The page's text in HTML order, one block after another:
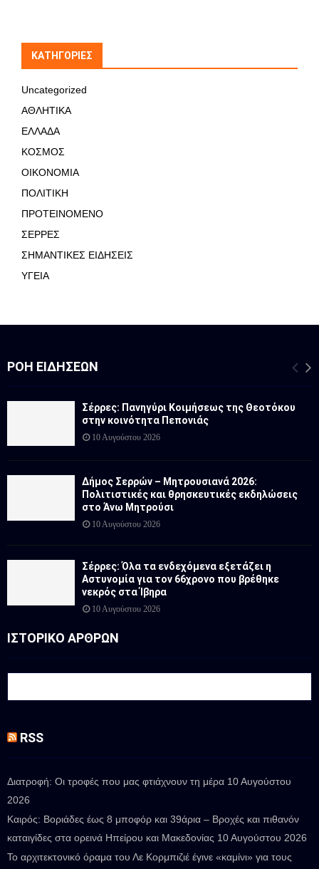
KΑΤΗΓΟΡΊΕΣ
Uncategorized
ΑΘΛΗΤΙΚΑ
ΕΛΛΑΔΑ
ΚΟΣΜΟΣ
ΟΙΚΟΝΟΜΙΑ
ΠΟΛΙΤΙΚΗ
ΠΡΟΤΕΙΝΟΜΕΝΟ
ΣΕΡΡΕΣ
ΣΗΜΑΝΤΙΚΕΣ ΕΙΔΗΣΕΙΣ
ΥΓΕΙΑ
ΡΟΉ ΕΙΔΉΣΕΩΝ
Σέρρες: Πανηγύρι Κοιμήσεως της Θεοτόκου
στην κοινότητα Πεπονιάς
10 Αυγούστου 2026
Δήμος Σερρών – Μητρουσιανά 2026:
Πολιτιστικές και θρησκευτικές εκδηλώσεις
στο Άνω Μητρούσι
10 Αυγούστου 2026
Σέρρες: Όλα τα ενδεχόμενα εξετάζει η
Αστυνομία για τον 66χρονο που βρέθηκε
νεκρός στα Ίβηρα
10 Αυγούστου 2026
ΙΣΤΟΡΙΚΟ ΑΡΘΡΩΝ
RSS
Διατροφή: Οι τροφές που μας φτιάχνουν τη μέρα 10 Αυγούστου
2026
Καιρός: Βοριάδες έως 8 μποφόρ και 39άρια – Βροχές και πιθανόν
καταιγίδες στα ορεινά Ηπείρου και Μακεδονίας 10 Αυγούστου 2026
Το αρχιτεκτονικό όραμα του Λε Κορμπιζιέ έγινε «καμίνι» για τους